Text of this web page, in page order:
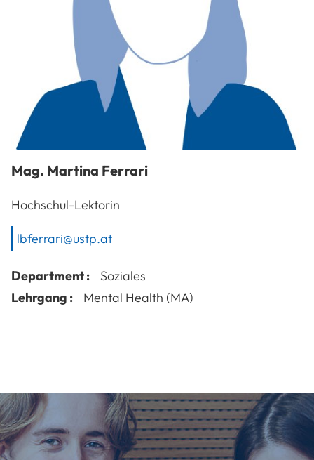
Mag. Martina Ferrari
Hochschul-Lektorin
lbferrari@ustp.at
Department :
Soziales
Lehrgang :
Mental Health (MA)